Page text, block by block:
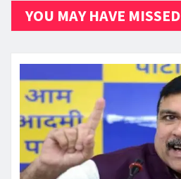
YOU MAY HAVE MISSED